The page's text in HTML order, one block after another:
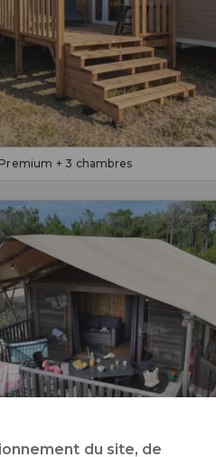
+ 3 chambres
du site, de